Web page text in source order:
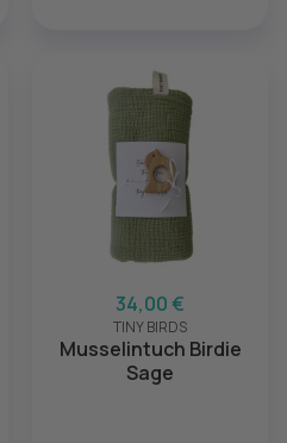
34,00 €
TINY BIRDS
Musselintuch Birdie
Sage